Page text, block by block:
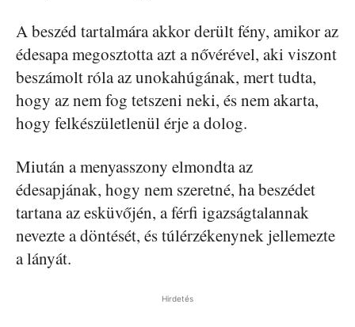
A beszéd tartalmára akkor derült fény, amikor az
édesapa megosztotta azt a nővérével, aki viszont
beszámolt róla az unokahúgának, mert tudta,
hogy az nem fog tetszeni neki, és nem akarta,
hogy felkészületlenül érje a dolog.
Miután a menyasszony elmondta az
édesapjának, hogy nem szeretné, ha beszédet
tartana az esküvőjén, a férfi igazságtalannak
nevezte a döntését, és túlérzékenynek jellemezte
a lányát.
Hirdetés